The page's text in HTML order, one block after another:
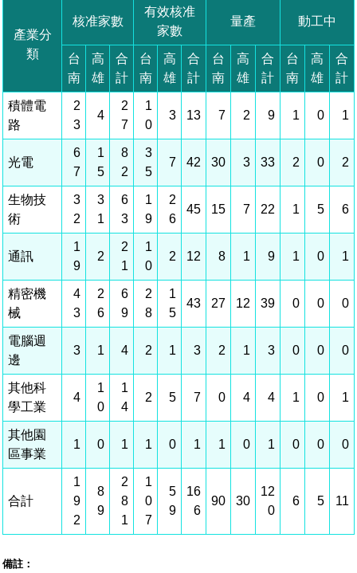
招標資訊
園區電子看板專區
局長電子信箱
組織法
組織架構
組織職掌
管理局位置
施政主軸
年度工作展望
國家科學及技術委員會重大政策
廉政園地
工作職掌與聯絡管道
廉政反貪、防貪專區
廉政資訊
公職人員及關係人補助交易身分關係公開專區
機關採購廉政平臺
獲獎記錄
檔案應用專區
檔案應用服務須知
檔案應用及宣導活動
檔案教育訓練及標竿學習
檔案管理局相關連結
WebMail(新)
競爭優勢
土地規劃
水電供應
園區土地廠房宿舍出租資訊
園區資源再生中心
污水處理廠
競爭優勢
土地規劃
水電供應
園區土地廠房宿舍出租資訊
污水處理廠
橋頭園區
簡介
競爭優勢
土地規劃
水電供應
園區土地廠房宿舍出租資訊
污水處理廠
新設園區
交通資訊
機構及廠商名錄
廠商名錄
園區公會資訊
研究機構
育成中心
文化藝術
公共藝術
考古遺址
南科新港堂
園區生活
生活服務
園區宿舍簡介
自行車道網
南科實中
人文景觀地圖
創新創業
南科AI_ROBOT自造基地
南科創業工坊
永續園區
企業社會責任
永續LOHAS綠色園區
生態資產
「沙崙生態科學園區生態保育協作平台」公開資訊
申請流程及表單
入區申辦流程
申辦案件處理時限
投資業務
工商業務
通關業務
工安管理
環保管理
勞資管理
建築管理
營建管理
電子公文交換
相關費用
園區事業管理費
土地及廠房租賃
宿舍租金費用
污水費
廢棄物清除處理費
科學園區廠商服務網
園區課程及獎補助計畫
園區培訓課程
科學園區人才培育補助計畫
新興科技應用計畫
敦親睦鄰經費補助
園區參訪申請
性平專區
園區廠商採購資訊